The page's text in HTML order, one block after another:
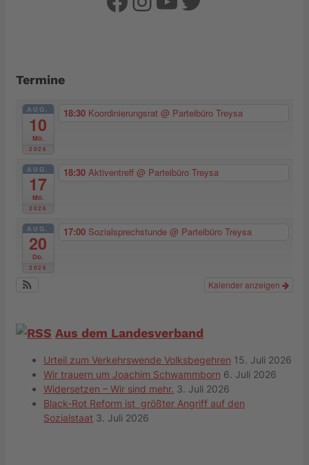
Termine
AUG.
10
Mo.
2026
18:30 Koordinierungsrat @ Parteibüro Treysa
AUG.
17
Mo.
2026
18:30 Aktiventreff @ Parteibüro Treysa
AUG.
20
Do.
2026
17:00 Sozialsprechstunde @ Parteibüro Treysa
Kalender anzeigen
Aus dem Landesverband
Urteil zum Verkehrswende Volksbegehren 15. Juli 2026
Wir trauern um Joachim Schwammborn 6. Juli 2026
Widersetzen – Wir sind mehr. 3. Juli 2026
Black-Rot Reform ist größter Angriff auf den
Sozialstaat 3. Juli 2026